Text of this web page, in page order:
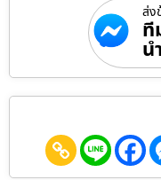
ส่ง
ที
น